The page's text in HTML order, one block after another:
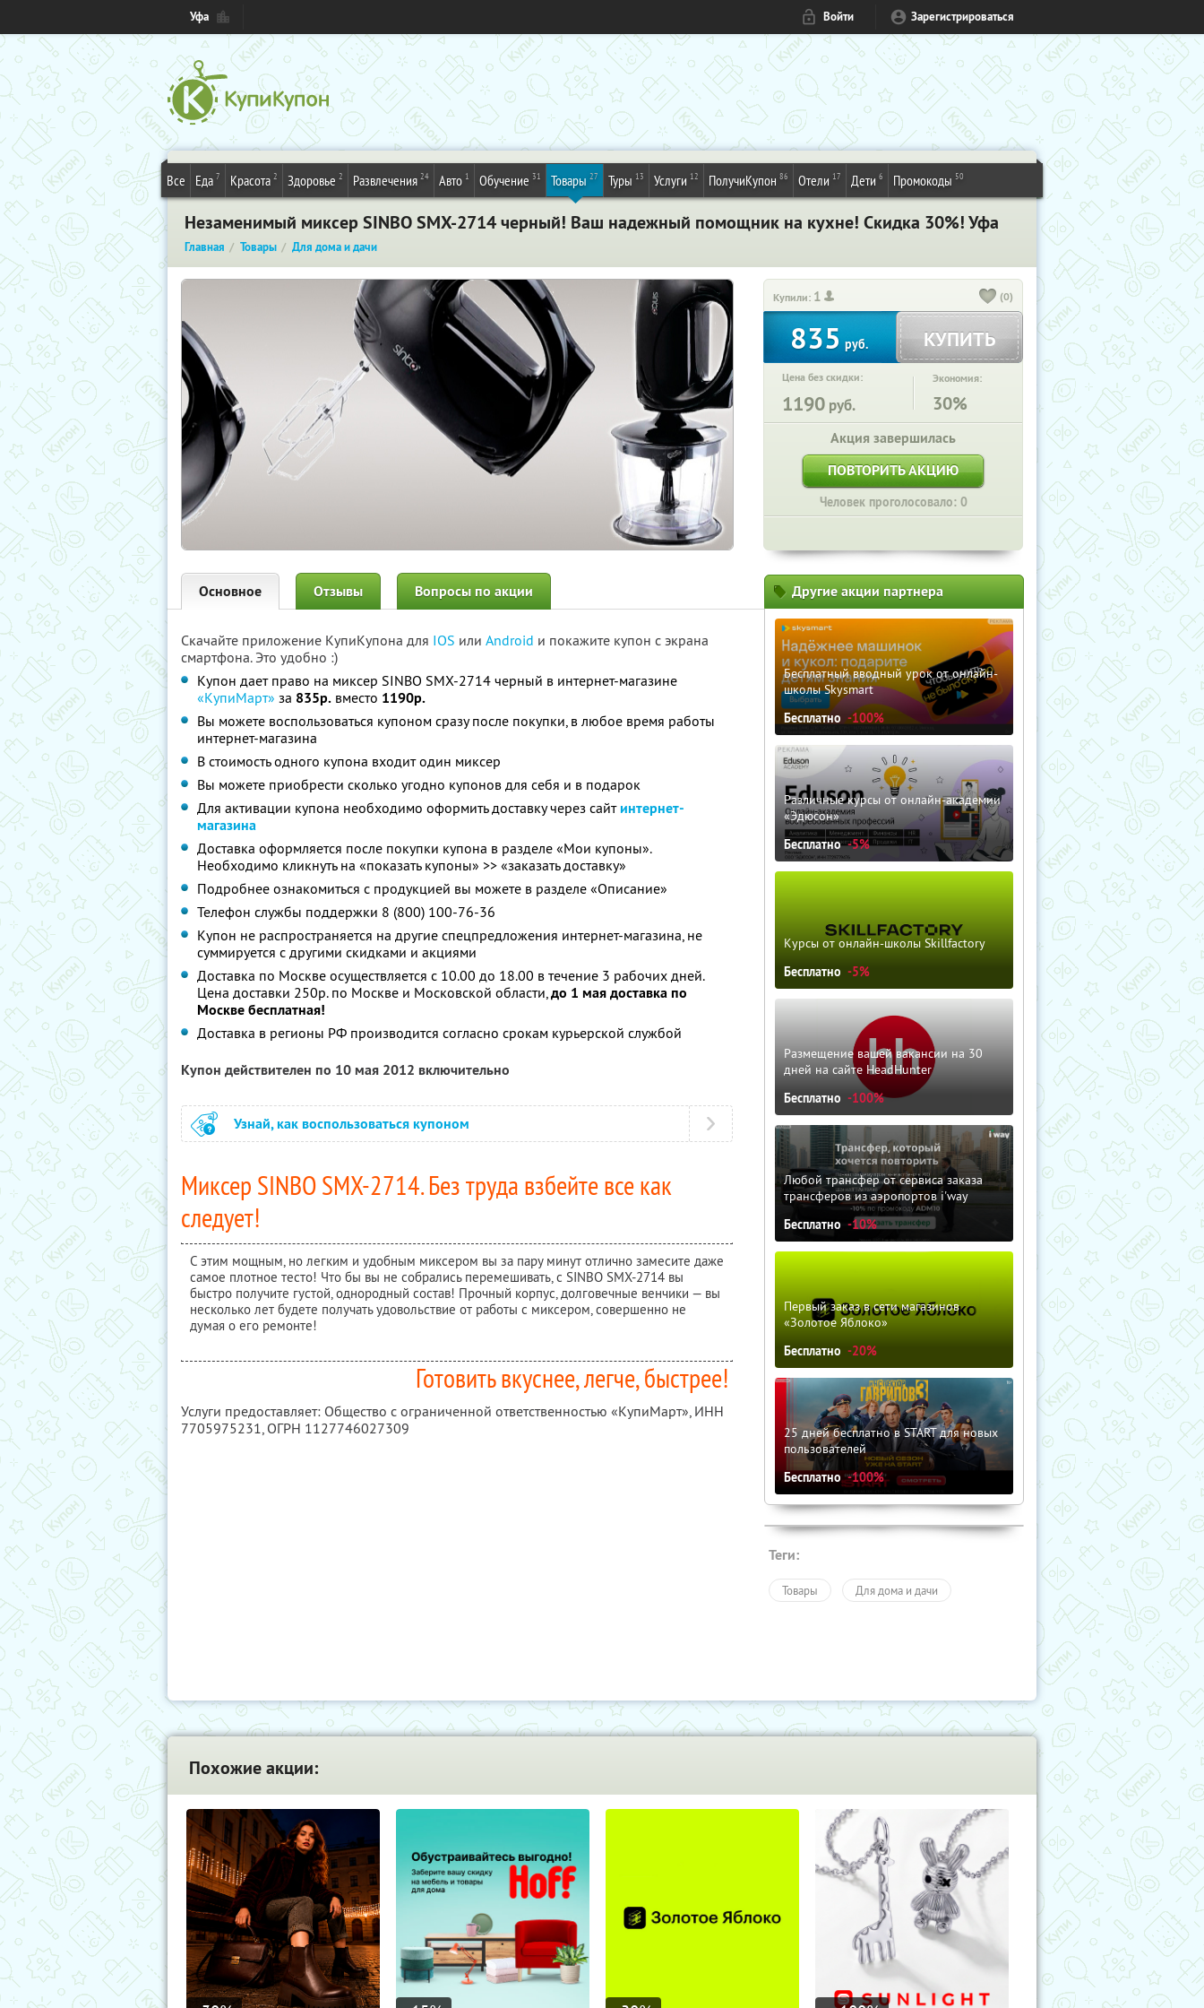
Уфа Войти Зарегистрироваться
Все Еда 7 Красота 2 Здоровье 2 Развлечения 24 Авто 1 Обучение 31 Товары 27 Туры 13 Услуги 12 ПолучиКупон 86 Отели 17 Дети 6 Промокоды 50
Незаменимый миксер SINBO SMX-2714 черный! Ваш надежный помощник на кухне! Скидка 30%! Уфа
Главная Товары Для дома и дачи
Купили: 1 (0)
835 руб. КУПИТЬ
Цена без скидки:
1190 руб.
Экономия:
30%
Акция завершилась
ПОВТОРИТЬ АКЦИЮ
Человек проголосовало: 0
Основное Отзывы Вопросы по акции
Скачайте приложение КупиКупона для IOS или Android и покажите купон с экрана
смартфона. Это удобно :)
Купон дает право на миксер SINBO SMX-2714 черный в интернет-магазине
«КупиМарт» за 835р. вместо 1190р.
Вы можете воспользоваться купоном сразу после покупки, в любое время работы
интернет-магазина
В стоимость одного купона входит один миксер
Вы можете приобрести сколько угодно купонов для себя и в подарок
Для активации купона необходимо оформить доставку через сайтинтернет-
магазина
Доставка оформляется после покупки купона в разделе «Мои купоны».
Необходимо кликнуть на «показать купоны» >> «заказать доставку»
Подробнее ознакомиться с продукцией вы можете в разделе «Описание»
Телефон службы поддержки 8 (800) 100-76-36
Купон не распространяется на другие спецпредложения интернет-магазина, не
суммируется с другими скидками и акциями
Доставка по Москве осуществляется с 10.00 до 18.00 в течение 3 рабочих дней.
Цена доставки 250р. по Москве и Московской области,до 1 мая доставка по
Москве бесплатная!
Доставка в регионы РФ производится согласно срокам курьерской службой
Купон действителен по 10 мая 2012 включительно
Узнай, как воспользоваться купоном
Миксер SINBO SMX-2714. Без труда взбейте все как
следует!
С этим мощным, но легким и удобным миксером вы за пару минут отлично замесите даже
самое плотное тесто! Что бы вы не собрались перемешивать, с SINBO SMX-2714 вы
быстро получите густой, однородный состав! Прочный корпус, долговечные венчики — вы
несколько лет будете получать удовольствие от работы с миксером, совершенно не
думая о его ремонте!
Готовить вкуснее, легче, быстрее!
Услуги предоставляет: Общество с ограниченной ответственностью «КупиМарт», ИНН
7705975231, ОГРН 1127746027309
Другие акции партнера
Бесплатный вводный урок от онлайн-
школы Skysmart
Бесплатно -100%
Различные курсы от онлайн-академии
«Эдюсон»
Бесплатно -5%
Курсы от онлайн-школы Skillfactory
Бесплатно -5%
Размещение вашей вакансии на 30
дней на сайте HeadHunter
Бесплатно -100%
Любой трансфер от сервиса заказа
трансферов из аэропортов i'way
Бесплатно -10%
Первый заказ в сети магазинов
«Золотое Яблоко»
Бесплатно -20%
25 дней бесплатно в START для новых
пользователей
Бесплатно -100%
Теги:
Товары Для дома и дачи
Похожие акции: